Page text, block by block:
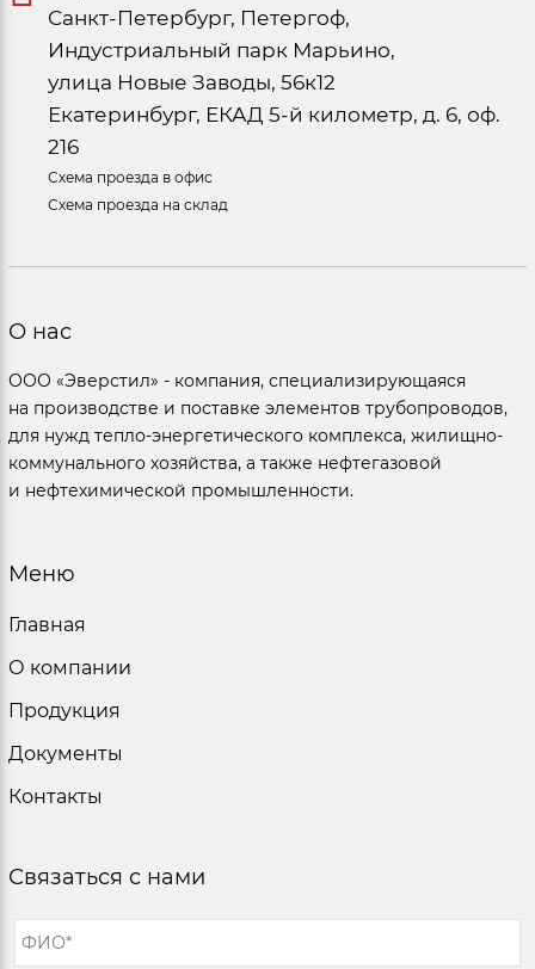
Санкт-Петербург, Петергоф,
Индустриальный парк Марьино,
улица Новые Заводы, 56к12
Екатеринбург, ЕКАД 5-й километр, д. 6, оф.
216
Схема проезда в офис
Схема проезда на склад
О нас
ООО «Эверстил» - компания, специализирующаяся
на производстве и поставке элементов трубопроводов,
для нужд тепло-энергетического комплекса, жилищно-
коммунального хозяйства, а также нефтегазовой
и нефтехимической промышленности.
Меню
Главная
О компании
Продукция
Документы
Контакты
Связаться с нами